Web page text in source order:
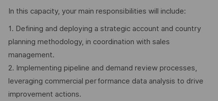
In this capacity, your main responsibilities will include:
1. Defining and deploying a strategic account and country
planning methodology, in coordination with sales
management.
2. Implementing pipeline and demand review processes,
leveraging commercial performance data analysis to drive
improvement actions.